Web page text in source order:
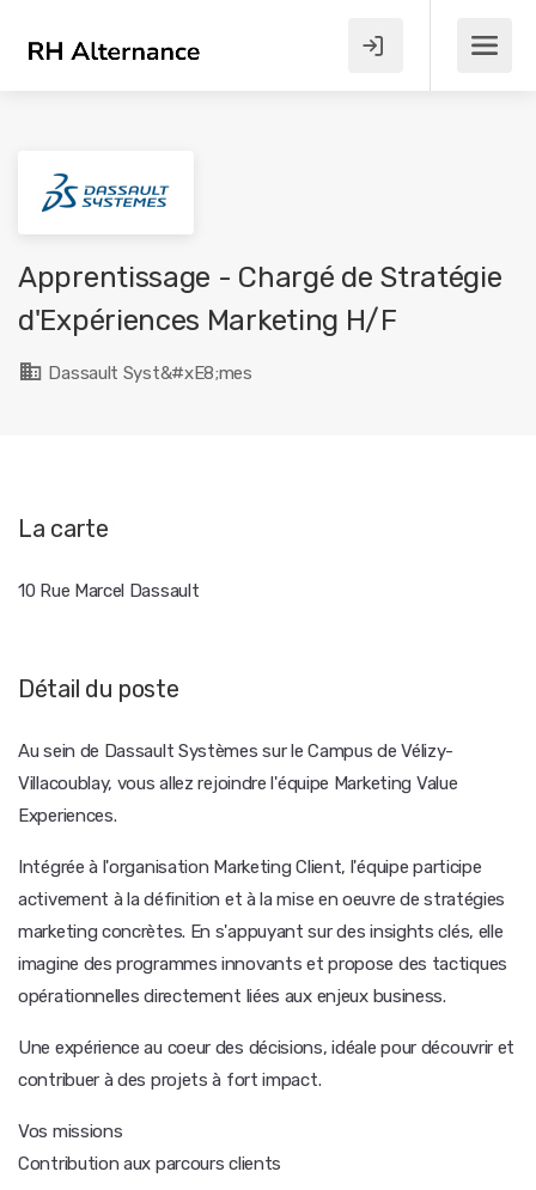
Apprentissage - Chargé de Stratégie
d'Expériences Marketing H/F
Dassault Syst&#xE8;mes
La carte
10 Rue Marcel Dassault
Détail du poste
Au sein de Dassault Systèmes sur le Campus de Vélizy-
Villacoublay, vous allez rejoindre l'équipe Marketing Value
Experiences.
Intégrée à l'organisation Marketing Client, l'équipe participe
activement à la définition et à la mise en oeuvre de stratégies
marketing concrètes. En s'appuyant sur des insights clés, elle
imagine des programmes innovants et propose des tactiques
opérationnelles directement liées aux enjeux business.
Une expérience au coeur des décisions, idéale pour découvrir et
contribuer à des projets à fort impact.
Vos missions
Contribution aux parcours clients